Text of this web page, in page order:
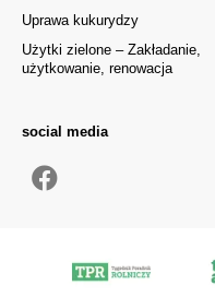
Uprawa kukurydzy
Użytki zielone – Zakładanie,
użytkowanie, renowacja
social media